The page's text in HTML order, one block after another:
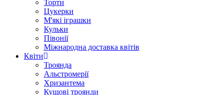
Торти
Цукерки
М'які іграшки
Кульки
Півонії
Міжнародна доставка квітів
Квіти
Троянда
Альстромерії
Хризантема
Кущові троянди